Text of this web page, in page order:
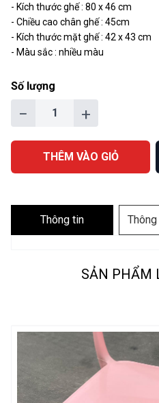
- Kích thước ghế : 80 x 46 cm
- Chiều cao chân ghế : 45cm
- Kích thước mặt ghế : 42 x 43 cm
- Màu sắc : nhiều màu
Số lượng
− +
THÊM VÀO GIỎ
Thông tin
SẢN PHẨM